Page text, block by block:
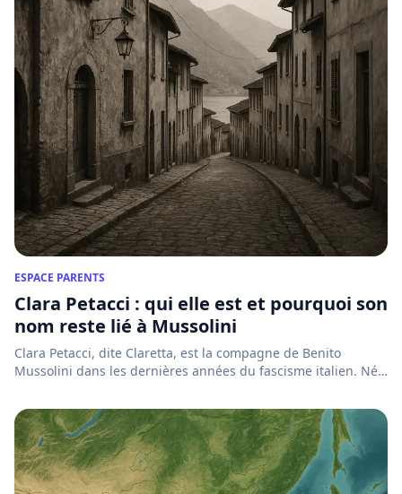
ESPACE PARENTS
Clara Petacci : qui elle est et pourquoi son
nom reste lié à Mussolini
Clara Petacci, dite Claretta, est la compagne de Benito
Mussolini dans les dernières années du fascisme italien. Née